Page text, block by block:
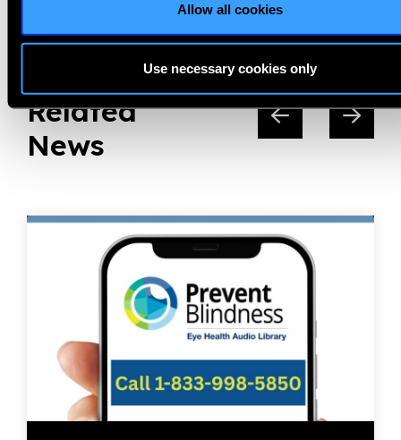
Allow all cookies
Use necessary cookies only
Related
News